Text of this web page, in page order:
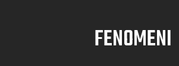
FENOMENI